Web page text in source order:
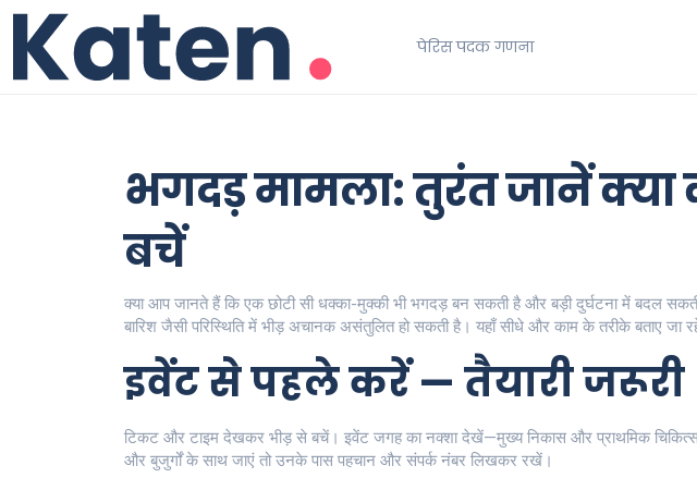
पेरिस पदक गणना
भगदड़ मामला: तुरंत जानें
बचें
क्या आप जानते हैं कि एक छोटी सी धक्का-मुक्की भी भगदड़ बन सकती है और बड़ी दुर्घटना में बदल
बारिश जैसी परिस्थिति में भीड़ अचानक असंतुलित हो सकती है। यहाँ सीधे और काम के तरीके बताए जा
इवेंट से पहले करें — तैयारी जरूरी
टिकट और टाइम देखकर भीड़ से बचें। इवेंट जगह का नक्शा देखें—मुख्य निकास और प्राथमिक
और बुजुर्गों के साथ जाएं तो उनके पास पहचान और संपर्क नंबर लिखकर रखें।